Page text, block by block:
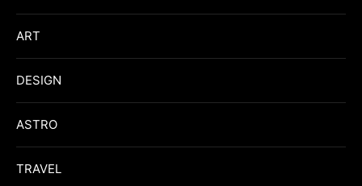
ART
DESIGN
ASTRO
TRAVEL